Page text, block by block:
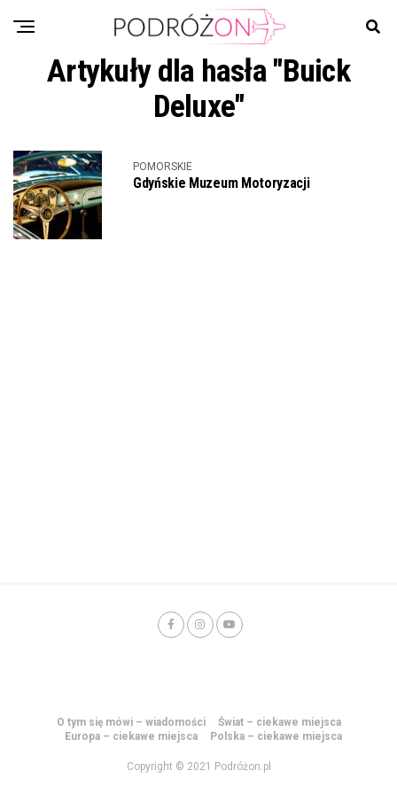
Artykuły dla hasła "Buick
Deluxe"
POMORSKIE
Gdyńskie Muzeum Motoryzacji
O tym się mówi – wiadomości
Świat – ciekawe miejsca
Europa – ciekawe miejsca
Polska – ciekawe miejsca
Copyright © 2021 Podróżon.pl